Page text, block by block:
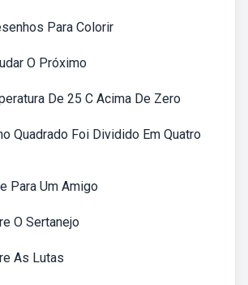
Para Colorir
O Próximo
De 25 C Acima De Zero
Quadrado Foi Dividido Em Quatro
Para Um Amigo
O Sertanejo
As Lutas